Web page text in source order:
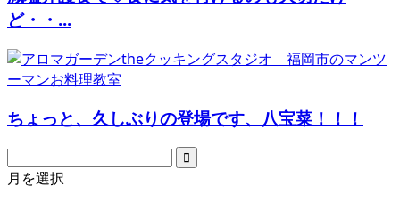
ど・・...
ちょっと、久しぶりの登場です、八宝菜！！！
月を選択